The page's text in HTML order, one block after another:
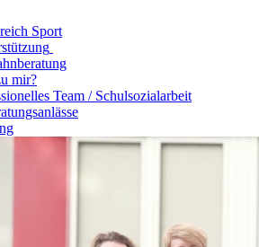
Sport
mir?
Team / Schulsozialarbeit